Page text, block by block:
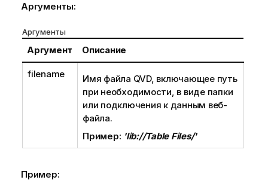
Аргументы:
Аргументы
Аргумент Описание
filename Имя файла QVD, включающее путь
при необходимости, в виде папки
или подключения к данным веб-
файла.
Пример: 'lib://Table Files/'
Пример: